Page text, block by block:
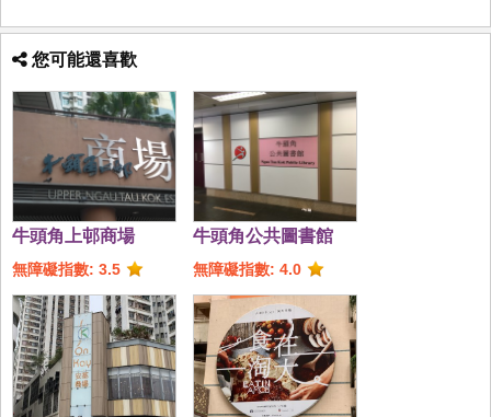
您可能還喜歡
牛頭角上邨商場
無障礙指數: 3.5
牛頭角公共圖書館
無障礙指數: 4.0